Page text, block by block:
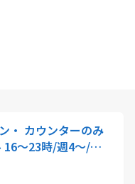
・ カウンターのみ
16～23時/週4～/時